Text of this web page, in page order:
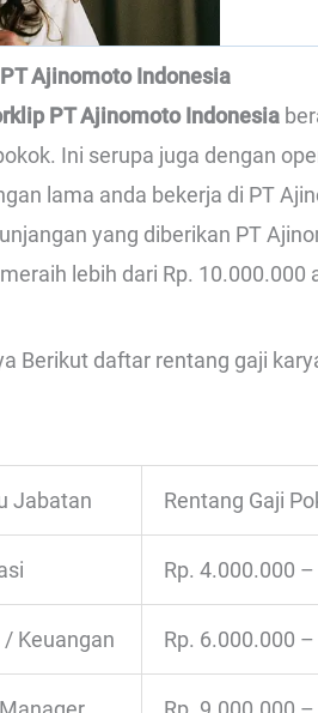
Ajinomoto Indonesia
PT Ajinomoto Indonesia
Ini serupa juga dengan
lama anda bekerja di PT
yang diberikan PT
lebih dari Rp. 10.000.000
Berikut daftar rentang gaji
Jabatan Rentang Gaji
Rp. 4.000.000
Keuangan Rp. 6.000.000